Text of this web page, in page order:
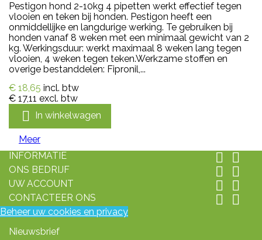
Pestigon hond 2-10kg 4 pipetten werkt effectief tegen
vlooien en teken bij honden. Pestigon heeft een
onmiddellijke en langdurige werking. Te gebruiken bij
honden vanaf 8 weken met een minimaal gewicht van 2
kg. Werkingsduur: werkt maximaal 8 weken lang tegen
vlooien, 4 weken tegen teken.Werkzame stoffen en
overige bestanddelen: Fipronil,...
€ 18,65 incl. btw
€ 17,11 excl. btw
 In winkelwagen
Meer
INFORMATIE
 
ONS BEDRIJF  
UW ACCOUNT  
CONTACTEER ONS  
Beheer uw cookies en privacy
Nieuwsbrief